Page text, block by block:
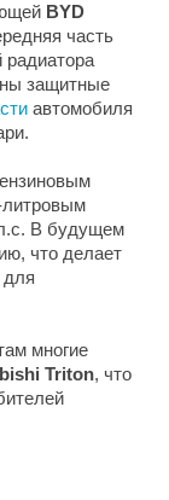
BYD
часть
радиатора
защитные
автомобиля
литровым
В будущем
что делает
для
многие
Triton, что